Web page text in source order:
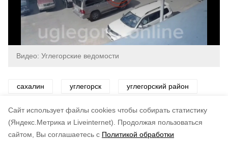
Cайт использует файлы cookies чтобы собирать статистику
(Яндекс.Метрика и Liveinternet).
Продолжая пользоваться
сайтом, Вы соглашаетесь с Политикой обработки
Подписывайтесь на наш Telegram
Видео: Углегорские ведомости
сахалин углегорск углегорский район
происшествие